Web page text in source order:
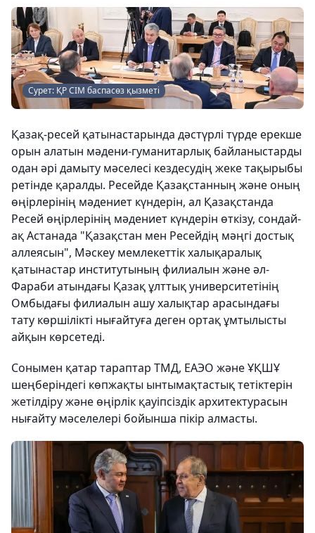
Сурет: ҚР СІМ баспасөз қызметі
Қазақ-ресей қатынастарында дәстүрлі түрде ерекше
орын алатын мәдени-гуманитарлық байланыстарды
одан әрі дамыту мәселесі кездесудің жеке тақырыбы
ретінде қаралды. Ресейде Қазақстанның және оның
өңірлерінің мәдениет күндерін, ал Қазақстанда
Ресей өңірлерінің мәдениет күндерін өткізу, сондай-
ақ Астанада "Қазақстан мен Ресейдің мәңгі достық
аллеясын", Мәскеу мемлекеттік халықаралық
қатынастар институтының филиалын және әл-
Фараби атындағы Қазақ ұлттық университетінің
Омбыдағы филиалын ашу халықтар арасындағы
тату көршілікті нығайтуға деген ортақ ұмтылысты
айқын көрсетеді.
Сонымен қатар тараптар ТМД, ЕАЭО және ҰҚШҰ
шеңберіндегі көпжақты ынтымақтастық тетіктерін
жетілдіру және өңірлік қауіпсіздік архитектурасын
нығайту мәселелері бойынша пікір алмасты.